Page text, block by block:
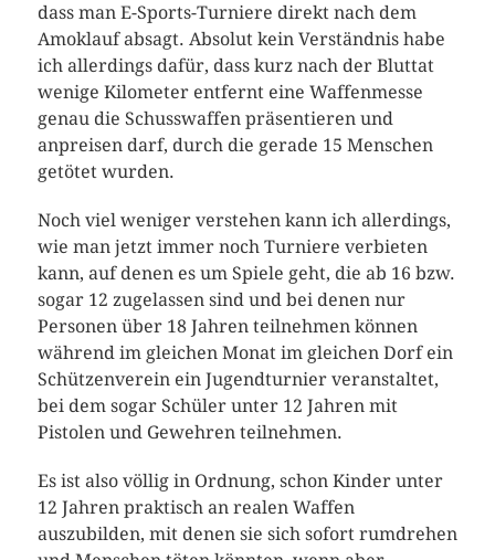
dass man E-Sports-Turniere direkt nach dem
Amoklauf absagt. Absolut kein Verständnis habe
ich allerdings dafür, dass kurz nach der Bluttat
wenige Kilometer entfernt eine Waffenmesse
genau die Schusswaffen präsentieren und
anpreisen darf, durch die gerade 15 Menschen
getötet wurden.
Noch viel weniger verstehen kann ich allerdings,
wie man jetzt immer noch Turniere verbieten
kann, auf denen es um Spiele geht, die ab 16 bzw.
sogar 12 zugelassen sind und bei denen nur
Personen über 18 Jahren teilnehmen können
während im gleichen Monat im gleichen Dorf ein
Schützenverein ein Jugendturnier veranstaltet,
bei dem sogar Schüler unter 12 Jahren mit
Pistolen und Gewehren teilnehmen.
Es ist also völlig in Ordnung, schon Kinder unter
12 Jahren praktisch an realen Waffen
auszubilden, mit denen sie sich sofort rumdrehen